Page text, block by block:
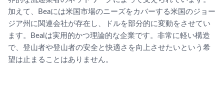
加えて、Beaには米国市場のニーズをカバーする米国のジョー
ジア州に関連会社が存在し、ドルを部分的に変動をさせてい
ます。Bealは実用的かつ理論的な企業です。非常に軽い構造
で、登山者や登山者の安全と快適さを向上させたいという希
望は止まることはありません。